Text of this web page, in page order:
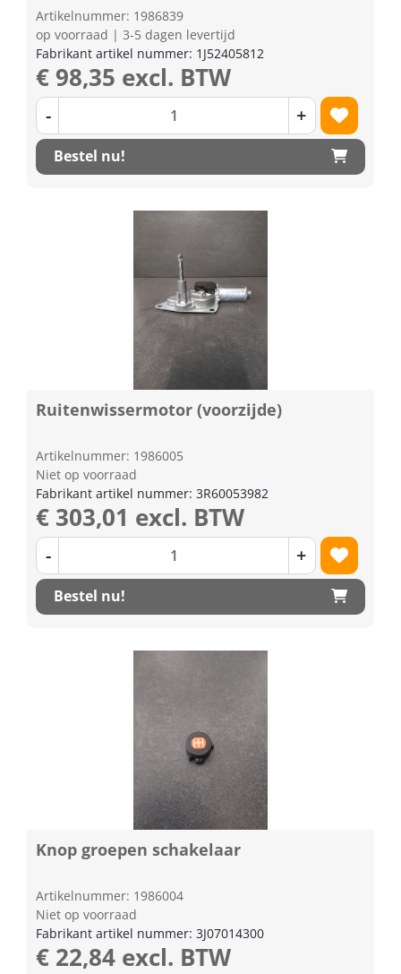
Artikelnummer: 1986839
op voorraad | 3-5 dagen levertijd
Fabrikant artikel nummer: 1J52405812
€ 98,35 excl. BTW
- +
Bestel nu!
Ruitenwissermotor (voorzijde)
Artikelnummer: 1986005
Niet op voorraad
Fabrikant artikel nummer: 3R60053982
€ 303,01 excl. BTW
- +
Bestel nu!
Knop groepen schakelaar
Artikelnummer: 1986004
Niet op voorraad
Fabrikant artikel nummer: 3J07014300
€ 22,84 excl. BTW